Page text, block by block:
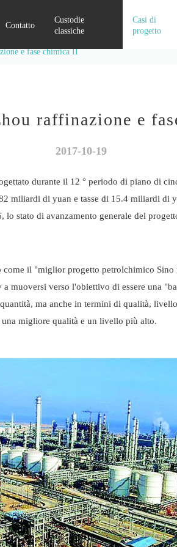
Contatto
Custodie
classiche
Casi di
progetto
e fase chimica II
raffinazione e
2017-10-19
durante il 12 ° periodo di piano di
miliardi di yuan e tasse di 15.4 miliardi di
stato di avanzamento generale del
il "miglior progetto petrolchimico
verso l'obiettivo di essere una
ma anche in termini di qualità,
migliore qualità e un livello più alto.